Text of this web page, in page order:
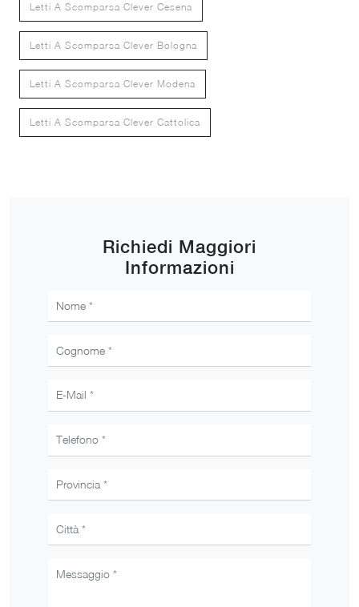
Letti A Scomparsa Clever Cesena
Letti A Scomparsa Clever Bologna
Letti A Scomparsa Clever Modena
Letti A Scomparsa Clever Cattolica
Richiedi Maggiori
Informazioni